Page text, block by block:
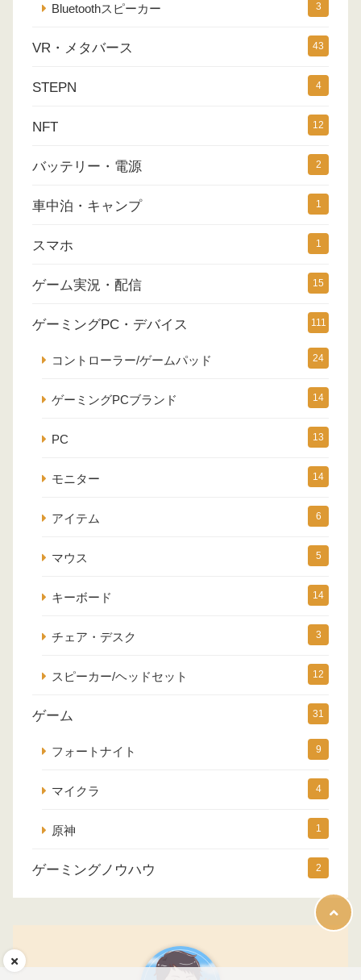
Bluetoothスピーカー 3
VR・メタバース 43
STEPN 4
NFT 12
バッテリー・電源 2
車中泊・キャンプ 1
スマホ 1
ゲーム実況・配信 15
ゲーミングPC・デバイス 111
コントローラー/ゲームパッド 24
ゲーミングPCブランド 14
PC 13
モニター 14
アイテム 6
マウス 5
キーボード 14
チェア・デスク 3
スピーカー/ヘッドセット 12
ゲーム 31
フォートナイト 9
マイクラ 4
原神 1
ゲーミングノウハウ 2